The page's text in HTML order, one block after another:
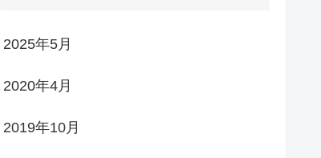
2025年5月
2020年4月
2019年10月